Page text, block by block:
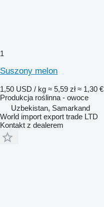
1
Suszony melon
1,50 USD / kg ≈ 5,59 zł ≈ 1,30 €
Produkcja roślinna - owoce
Uzbekistan, Samarkand
World import export trade LTD
Kontakt z dealerem